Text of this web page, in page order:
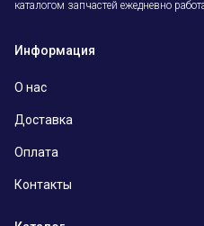
каталогом запчастей ежедневно
Информация
О нас
Доставка
Оплата
Контакты